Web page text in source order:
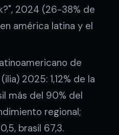
2024 (26-38% de
américa latina y el
de
2025: 1,12% de la
más del 90% del
regional;
brasil 67,3.